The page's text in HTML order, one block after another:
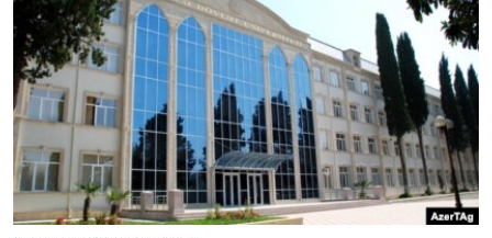
VIDEO
FOTOQALEREYA
İNFOQRAFIKA
KARIKATURA
RADIO ARXIV
OXU ZALI
AZƏRBAYCAN ƏDƏBIYYATI KITABXANASI
İSLAM VƏ DEMOKRATIYA
İZ - MƏDƏNIYYƏT PROQRAMI
HAQQIMIZDA
MISSIYAMIZ
PEŞƏ ETIKASI VƏ JURNALISTIKA STANDARTLARIMIZ
MATERIALLARIMIZDAN ISTIFADƏ
AZADLIQRADIOSU MOBIL TELEFONUNUZDA
BIZI IZLƏ
RFE/RL-in bütün saytları